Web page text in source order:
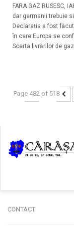
FARA GAZ RUSESC,
dar germanii trebuie
Declarația a fost
în care Europa se
Soarta livrărilor de
Page 482 of 518
...
CONTACT